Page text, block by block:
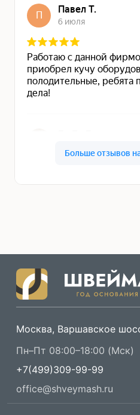
Москва, Варшавское
Пн–Пт 08:00–18:00 (Мск)
+7(499)309-99-99
office@shveymash.ru